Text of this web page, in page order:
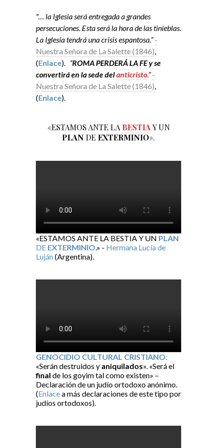
"… la Iglesia será entregada a grandes
persecuciones. Esta será la hora de las tinieblas.
La Iglesia tendrá una crisis espantosa.” -
Nuestra Señora de La Salette (1846),
(Enlace). “ROMA PERDERÁ LA FE y se
convertirá en la sede delanticristo.” -
Nuestra Señora de La Salette (1846),
(Enlace).
«ESTAMOS ANTE LA BESTIA Y UN
PLAN DE EXTERMINIO».
«ESTAMOS ANTE LA BESTIA Y UN PLAN
DE EXTERMINIO.» - Hermana Lucía de
Luján(Argentina).
GENOCIDIO CULTURAL CRISTIANO:
«Serán destruidos y aniquilados». «Será el
final de los goyim tal como existen» –
Declaración de un judío ortodoxo anónimo.
(Enlacea más declaraciones de este tipo por
judíos ortodoxos).